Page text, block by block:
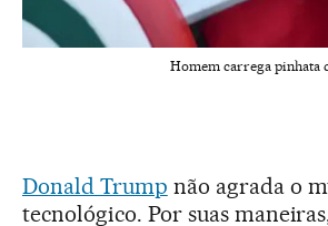
Homem carrega pinhata
Donald Trump não agrada o
tecnológico. Por suas